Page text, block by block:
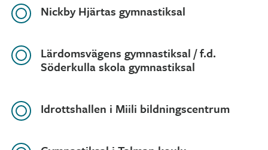
Nickby Hjärtas gymnastiksal
Lärdomsvägens gymnastiksal / f.d.
Söderkulla skola gymnastiksal
Idrottshallen i Miili bildningscentrum